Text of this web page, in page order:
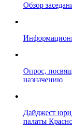
Обзор
Опрос,
назначению
Дайджест
палаты